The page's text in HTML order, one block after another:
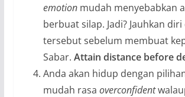
emotion mudah menyebabkan
berbuat silap. Jadi? Jauhkan
tersebut sebelum membuat
Sabar. Attain distance before
Anda akan hidup dengan
mudah rasa overconfident